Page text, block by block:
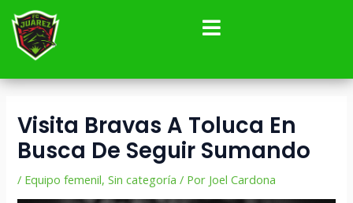
contenido
Visita Bravas A Toluca En
Busca De Seguir Sumando
/ Equipo femenil,Sin categoría / Por Joel Cardona
Navegación
de
entradas